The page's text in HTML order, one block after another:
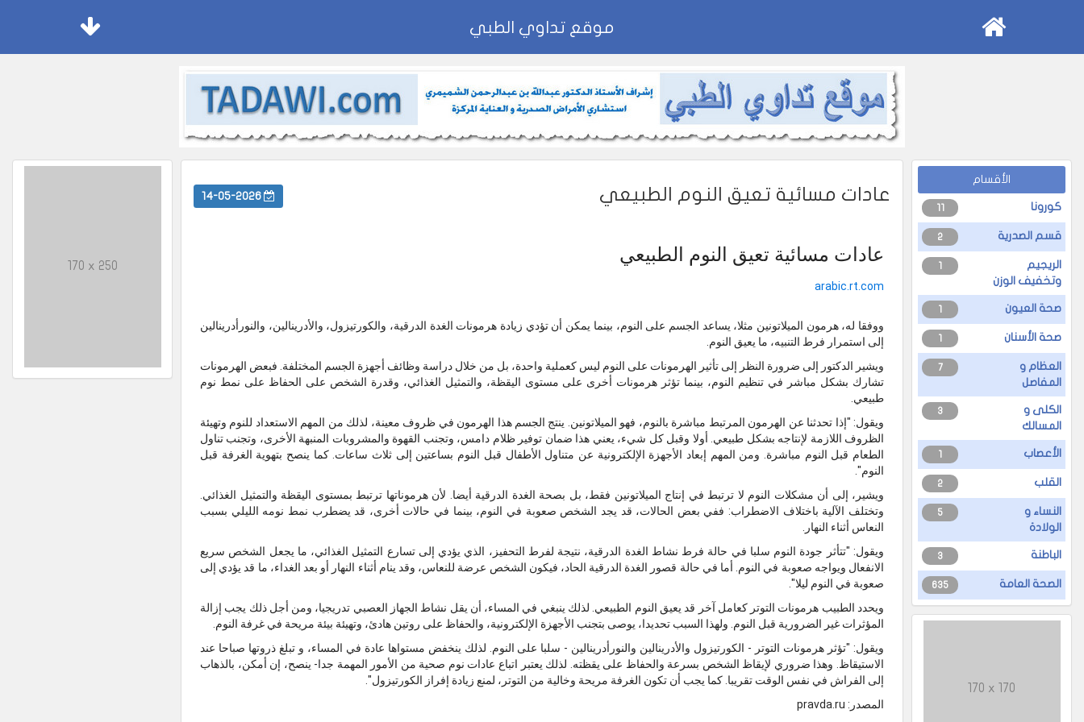
موقع تداوي الطبي
الأقسام
كورونا 11
قسم الصدرية 2
الريجيم
وتخفيف الوزن
1
صحة العيون 1
صحة الأسنان 1
العظام و
المفاصل
7
الكلى و
المسالك
3
الأعصاب 1
القلب 2
النساء و
الولادة
5
الباطنة 3
الصحة العامة 635
170 x 170
عادات مسائية تعيق النوم الطبيعي
عادات مسائية تعيق النوم الطبيعي
arabic.rt.com
ووفقا له، هرمون الميلاتونين مثلا، يساعد الجسم على النوم، بينما يمكن أن تؤدي زيادة هرمونات الغدة الدرقية، والكورتيزول، والأدرينالين، والنورأدرينالين
إلى استمرار فرط التنبيه، ما يعيق النوم.
ويشير الدكتور إلى ضرورة النظر إلى تأثير الهرمونات على النوم ليس كعملية واحدة، بل من خلال دراسة وظائف أجهزة الجسم المختلفة. فبعض الهرمونات
تشارك بشكل مباشر في تنظيم النوم، بينما تؤثر هرمونات أخرى على مستوى اليقظة، والتمثيل الغذائي، وقدرة الشخص على الحفاظ على نمط نوم
طبيعي.
ويقول: "إذا تحدثنا عن الهرمون المرتبط مباشرة بالنوم، فهو الميلاتونين. ينتج الجسم هذا الهرمون في ظروف معينة، لذلك من المهم الاستعداد للنوم وتهيئة
الظروف اللازمة لإنتاجه بشكل طبيعي. أولا وقبل كل شيء، يعني هذا ضمان توفير ظلام دامس، وتجنب القهوة والمشروبات المنبهة الأخرى، وتجنب تناول
الطعام قبل النوم مباشرة. ومن المهم إبعاد الأجهزة الإلكترونية عن متناول الأطفال قبل النوم بساعتين إلى ثلاث ساعات. كما ينصح بتهوية الغرفة قبل
النوم".
ويشير، إلى أن مشكلات النوم لا ترتبط في إنتاج الميلاتونين فقط، بل بصحة الغدة الدرقية أيضا. لأن هرموناتها ترتبط بمستوى اليقظة والتمثيل الغذائي.
وتختلف الآلية باختلاف الاضطراب: ففي بعض الحالات، قد يجد الشخص صعوبة في النوم، بينما في حالات أخرى، قد يضطرب نمط نومه الليلي بسبب
النعاس أثناء النهار.
ويقول: "تتأثر جودة النوم سلبا في حالة فرط نشاط الغدة الدرقية، نتيجة لفرط التحفيز، الذي يؤدي إلى تسارع التمثيل الغذائي، ما يجعل الشخص سريع
الانفعال ويواجه صعوبة في النوم. أما في حالة قصور الغدة الدرقية الحاد، فيكون الشخص عرضة للنعاس، وقد ينام أثناء النهار أو بعد الغداء، ما قد يؤدي إلى
صعوبة في النوم ليلا".
ويحدد الطبيب هرمونات التوتر كعامل آخر قد يعيق النوم الطبيعي. لذلك ينبغي في المساء، أن يقل نشاط الجهاز العصبي تدريجيا، ومن أجل ذلك يجب إزالة
المؤثرات غير الضرورية قبل النوم. ولهذا السبب تحديدا، يوصى بتجنب الأجهزة الإلكترونية، والحفاظ على روتين هادئ، وتهيئة بيئة مريحة في غرفة النوم.
ويقول: "تؤثر هرمونات التوتر - الكورتيزول والأدرينالين والنورأدرينالين - سلبا على النوم. لذلك ينخفض مستواها عادة في المساء، و تبلغ ذروتها صباحا عند
الاستيقاظ. وهذا ضروري لإيقاظ الشخص بسرعة والحفاظ على يقظته. لذلك يعتبر اتباع عادات نوم صحية من الأمور المهمة جدا- ينصح، إن أمكن، بالذهاب
إلى الفراش في نفس الوقت تقريبا. كما يجب أن تكون الغرفة مريحة وخالية من التوتر، لمنع زيادة إفراز الكورتيزول".
المصدر: pravda.ru
170 x 250